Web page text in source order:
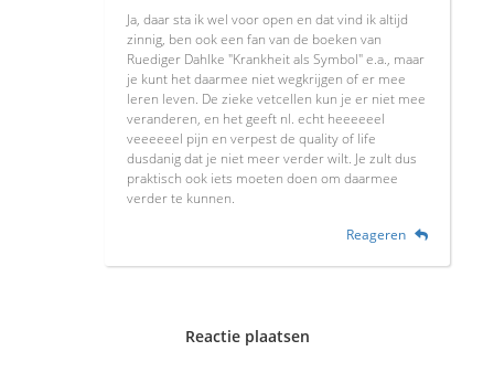
Ja, daar sta ik wel voor open en dat vind ik altijd
zinnig, ben ook een fan van de boeken van
Ruediger Dahlke "Krankheit als Symbol" e.a., maar
je kunt het daarmee niet wegkrijgen of er mee
leren leven. De zieke vetcellen kun je er niet mee
veranderen, en het geeft nl. echt heeeeeel
veeeeeel pijn en verpest de quality of life
dusdanig dat je niet meer verder wilt. Je zult dus
praktisch ook iets moeten doen om daarmee
verder te kunnen.
Reageren
Reactie plaatsen